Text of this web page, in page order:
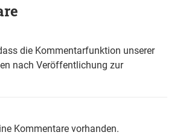
die Kommentarfunktion unserer
nach Veröffentlichung zur
Kommentare vorhanden.